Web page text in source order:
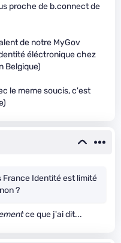
proche de b.connect de
de notre MyGov
éléctronique chez
Belgique)
le meme soucis, c'est
France Identité est limité
?
ce que j'ai dit...